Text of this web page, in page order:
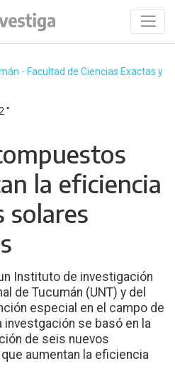
- Facultad de Ciencias Exactas y
′′
la eficiencia
solares
Instituto de investigación
de Tucumán (UNT) y del
especial en el campo de
investgación se basó en la
de seis nuevos
que aumentan la eficiencia